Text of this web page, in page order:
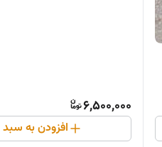
6,500,000
افزودن به سبد